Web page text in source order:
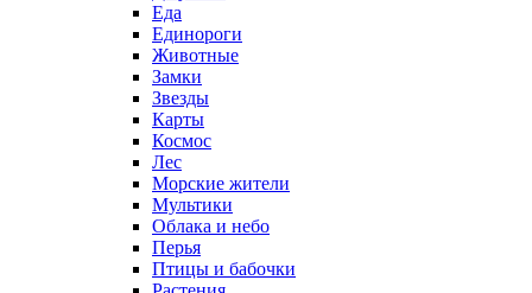
Еда
Единороги
Животные
Замки
Звезды
Карты
Космос
Лес
Морские жители
Мультики
Облака и небо
Перья
Птицы и бабочки